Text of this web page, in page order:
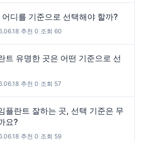
디를 기준으로 선택해야 할까?
추천 0 조회 60
트 유명한 곳은 어떤 기준으로 선
추천 0 조회 57
플란트 잘하는 곳, 선택 기준은 무
요?
추천 0 조회 59